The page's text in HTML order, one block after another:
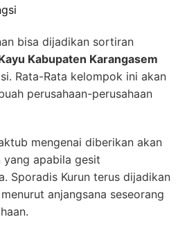
bisa dijadikan sortiran
Kabupaten Karangasem
Rata-Rata kelompok ini akan
perusahaan-perusahaan
mengenai diberikan akan
yang apabila gesit
Sporadis Kurun terus dijadikan
anjangsana seseorang